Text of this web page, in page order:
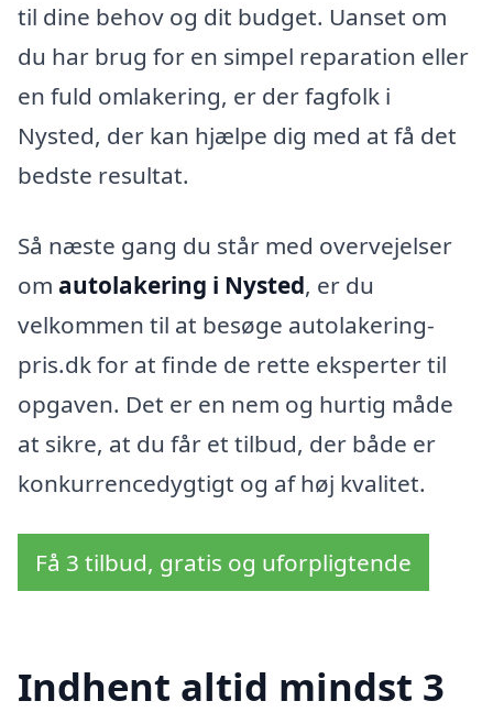
til dine behov og dit budget. Uanset om
du har brug for en simpel reparation eller
en fuld omlakering, er der fagfolk i
Nysted, der kan hjælpe dig med at få det
bedste resultat.
Så næste gang du står med overvejelser
om autolakering i Nysted, er du
velkommen til at besøge autolakering-
pris.dk for at finde de rette eksperter til
opgaven. Det er en nem og hurtig måde
at sikre, at du får et tilbud, der både er
konkurrencedygtigt og af høj kvalitet.
Få 3 tilbud, gratis og uforpligtende
Indhent altid mindst 3